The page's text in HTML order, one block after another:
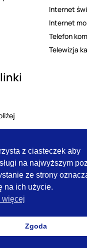
Internet
Internet
Telefon
Telewizja
nie stanowi oferty w
innych właściwych przepisów,
art. 71 kodeksu
charakter poglądowy i
z ciasteczek aby
na najwyższym
ze strony
na ich użycie.
więcej
Zgoda